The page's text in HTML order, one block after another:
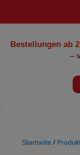
Bestellungen ab
–
Startseite /